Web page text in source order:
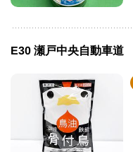
E30 瀬戸中央自動車道